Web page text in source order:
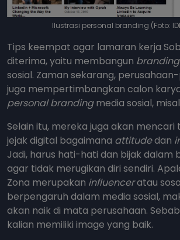
Ilustrasi personal branding (Foto:
Tips keempat agar lamaran kerja
diterima, yaitu membangun branding
sosial. Zaman sekarang,
juga mempertimbangkan calon
personal brandingmedia sosial,
Selain itu, mereka juga akan mencari
jejak digital bagaimana attitudedan
Jadi, harus hati-hati dan bijak dalam
agar tidak merugikan diri sendiri.
Zona merupakan influenceratau
berpengaruh dalam media sosial,
akan naik di mata perusahaan.
kalian memiliki image yang baik.